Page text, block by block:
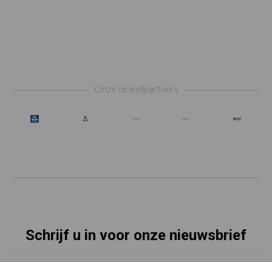
Onze brandpartners
Schrijf u in voor onze nieuwsbrief